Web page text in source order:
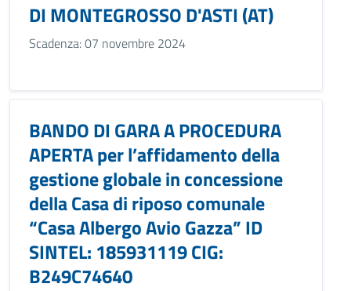
DI MONTEGROSSO D'ASTI (AT)
Scadenza: 07 novembre 2024
BANDO DI GARA A PROCEDURA
APERTA per l’affidamento della
gestione globale in concessione
della Casa di riposo comunale
“Casa Albergo Avio Gazza” ID
SINTEL: 185931119 CIG:
B249C74640